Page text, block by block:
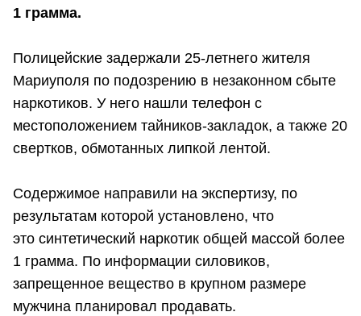
1 грамма.
Полицейские задержали 25-летнего жителя
Мариуполя по подозрению в незаконном сбыте
наркотиков. У него нашли телефон с
местоположением тайников-закладок, а также 20
свертков, обмотанных липкой лентой.
Содержимое направили на экспертизу, по
результатам которой установлено, что
это синтетический наркотик общей массой более
1 грамма. По информации силовиков,
запрещенное вещество в крупном размере
мужчина планировал продавать.